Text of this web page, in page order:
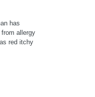
has
allergy
red itchy